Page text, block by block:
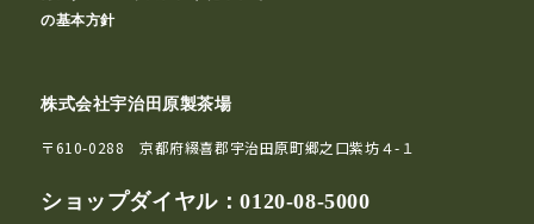
の基本方針
株式会社宇治田原製茶場
〒610-0288 京都府綴喜郡宇治田原町郷之口紫坊４-１
ショップダイヤル：0120-08-5000